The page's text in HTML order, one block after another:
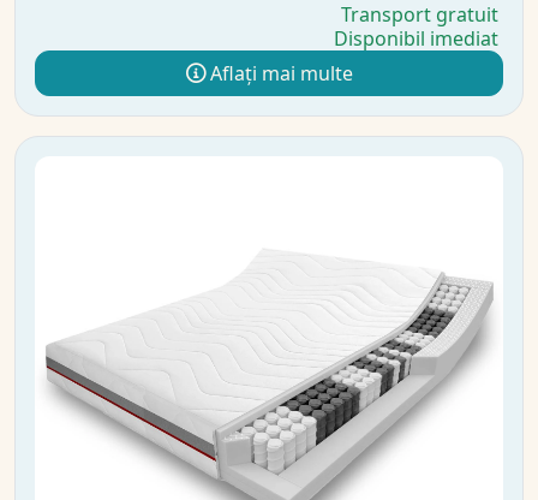
Transport gratuit
Disponibil imediat
Aflați mai multe